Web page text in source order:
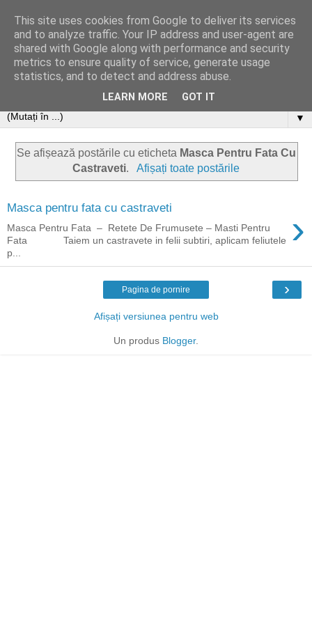
▼
Se afișează postările cu eticheta Masca Pentru Fata Cu
Castraveti. Afișați toate postările
Masca pentru fata cu castraveti ›
Masca Pentru Fata – Retete De Frumusete – Masti Pentru
Fata Taiem un castravete in felii subtiri, aplicam feliutele
p...
›
Pagina de pornire
Afișați versiunea pentru web
Un produs Blogger.
This site uses cookies from Google to deliver its services
and to analyze traffic. Your IP address and user-agent are
shared with Google along with performance and security
metrics to ensure quality of service, generate usage
statistics, and to detect and address abuse.
LEARN MORE GOT IT